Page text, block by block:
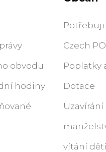
obvodu
hodiny
Potřebuji
Czech
Poplatky
Dotace
Uzavírání
vítání dětí